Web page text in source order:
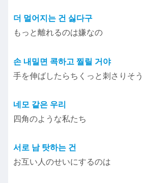
더 멀어지는 건 싫다구
もっと離れるのは嫌なの
손 내밀면 콕하고 찔릴 거야
手を伸ばしたらちくっと刺さりそう
네모 같은 우리
四角のような私たち
서로 남 탓하는 건
お互い人のせいにするのは